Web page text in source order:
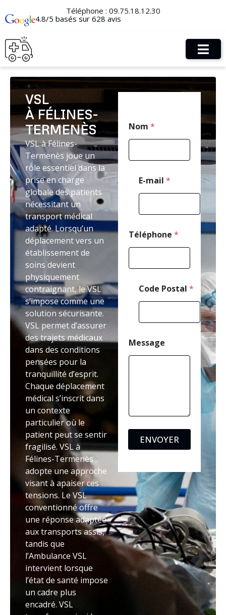
Téléphone : 09.75.18.12.30
4.8/5 basés sur 628 avis
VSL
À FÉLINES-
TERMENÈS
VSL à Félines-
Termenès joue un
rôle essentiel dans la
prise en charge
globale des patients
nécessitant un
transport médical
adapté. Lorsqu’un
déplacement vers un
établissement de
soins devient
physiquement
contraignant, le VSL
s’impose comme une
solution sécurisante.
VSL permet d’assurer
des trajets médicaux
dans des conditions
pensées pour la
tranquillité d’esprit.
Chaque déplacement
médical s’inscrit dans
un contexte
particulier où le
patient peut se sentir
fragilisé. VSL à
Félines-Termenès
adopte une approche
visant à apaiser ces
tensions. Le VSL
conventionné offre
une réponse adaptée
aux transports assis,
tandis que
l’Ambulance VSL
intervient lorsque
l’état de santé impose
un cadre plus
encadré. VSL
Nom *
e
E-mail *
Téléphone *
Code Postal *
Message
ENVOYER